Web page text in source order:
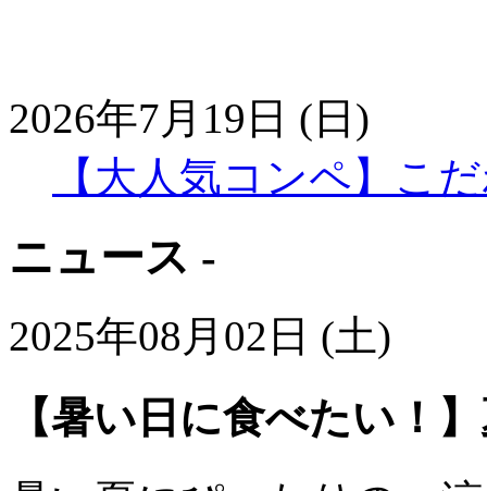
2026年7月19日 (日)
【大人気コンペ】こ
ニュース -
2025年08月02日 (土)
【暑い日に食べたい！